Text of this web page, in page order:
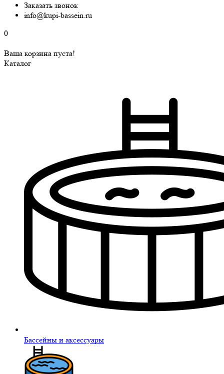
Заказать звонок
info@kupi-bassein.ru
0
Ваша корзина пуста!
Каталог
Бассейны и аксессуары